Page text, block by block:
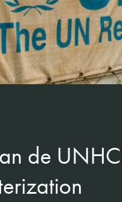
de